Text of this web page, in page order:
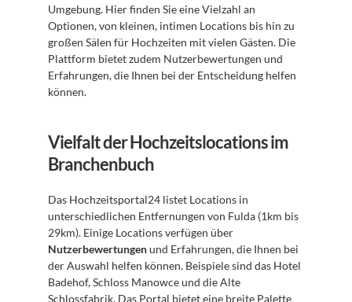
Umgebung. Hier finden Sie eine Vielzahl an
Optionen, von kleinen, intimen Locations bis hin zu
großen Sälen für Hochzeiten mit vielen Gästen. Die
Plattform bietet zudem Nutzerbewertungen und
Erfahrungen, die Ihnen bei der Entscheidung helfen
können.
Vielfalt der Hochzeitslocations im
Branchenbuch
Das Hochzeitsportal24 listet Locations in
unterschiedlichen Entfernungen von Fulda (1km bis
Nutzerbewertungen und Erfahrungen, die Ihnen bei
der Auswahl helfen können. Beispiele sind das Hotel
Badehof, Schloss Manowce und die Alte
Schlossfabrik. Das Portal bietet eine breite Palette